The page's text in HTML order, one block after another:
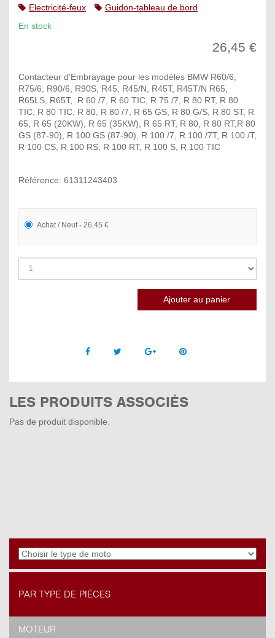
Electricité-feux
Guidon-tableau de bord
En stock
26,45 €
Contacteur d'Embrayage pour les modèles BMW R60/6,
R75/6, R90/6, R90S, R45, R45/N, R45T, R45T/N R65,
R65LS, R65T, R 60 /7, R 60 TIC, R 75 /7, R 80 RT, R 80
TIC, R 80 TIC, R 80, R 80 /7, R 65 GS, R 80 G/S, R 80 ST, R
65, R 65 (20KW), R 65 (35KW), R 65 RT, R 80, R 80 RT,R 80
GS (87-90), R 100 GS (87-90), R 100 /7, R 100 /7T, R 100 /T,
R 100 CS, R 100 RS, R 100 RT, R 100 S, R 100 TIC
Référence: 61311243403
Achat / Neuf - 26,45 €
Facebook Twitter Google +Pinterest
LES PRODUITS ASSOCIÉS
Pas de produit disponible.
PAR TYPE DE PIÈCES
MOTEUR